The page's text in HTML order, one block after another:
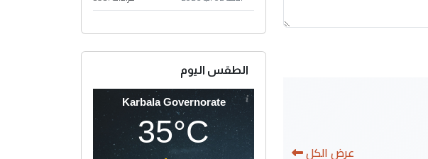
عرض الكل
الطقس اليوم
Karbala Governorate
35°C